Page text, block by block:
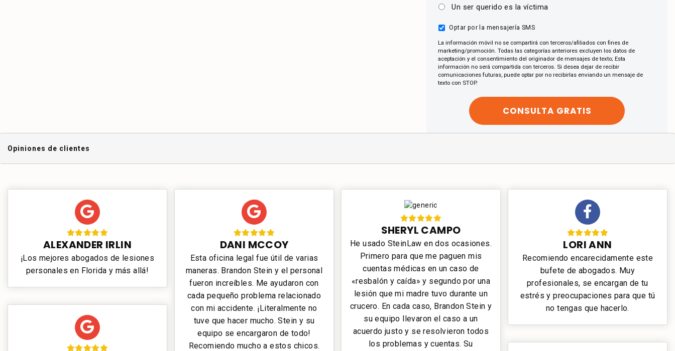
Un ser querido es la víctima
Optar por la mensajería SMS
La información móvil no se compartirá con terceros/afiliados con fines de
marketing/promoción. Todas las categorías anteriores excluyen los datos de
aceptación y el consentimiento del originador de mensajes de texto; Esta
información no será compartida con terceros. Si desea dejar de recibir
comunicaciones futuras, puede optar por no recibirlas enviando un mensaje de
texto con STOP.
Opiniones de clientes
ALEXANDER IRLIN
¡Los mejores abogados de lesiones
personales en Florida y más allá!
DANI MCCOY
Esta oficina legal fue útil de varias
maneras. Brandon Stein y el personal
fueron increíbles. Me ayudaron con
cada pequeño problema relacionado
con mi accidente. ¡Literalmente no
tuve que hacer mucho. Stein y su
equipo se encargaron de todo!
Recomiendo mucho a estos chicos.
SHERYL CAMPO
He usado SteinLaw en dos ocasiones.
Primero para que me paguen mis
cuentas médicas en un caso de
«resbalón y caída» y segundo por una
lesión que mi madre tuvo durante un
crucero. En cada caso, Brandon Stein y
su equipo llevaron el caso a un
acuerdo justo y se resolvieron todos
los problemas y cuentas. Su
LORI ANN
Recomiendo encarecidamente este
bufete de abogados. Muy
profesionales, se encargan de tu
estrés y preocupaciones para que tú
no tengas que hacerlo.